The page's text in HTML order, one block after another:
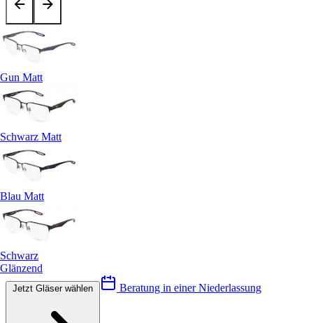
Gun Matt
Schwarz Matt
Blau Matt
Schwarz
Glänzend
Beratung in einer Niederlassung